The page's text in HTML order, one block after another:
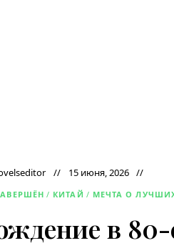
15 июня, 2026
/ КИТАЙ / МЕЧТА О
в